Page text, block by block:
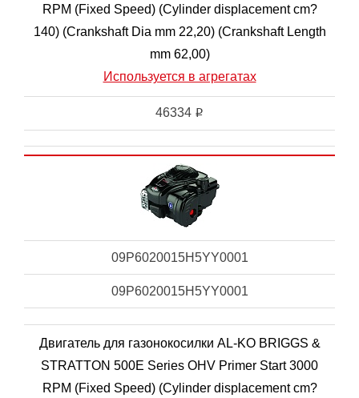
RPM (Fixed Speed) (Cylinder displacement cm?
140) (Crankshaft Dia mm 22,20) (Crankshaft Length
mm 62,00)
Используется в агрегатах
46334 i
09P6020015H5YY0001
09P6020015H5YY0001
Двигатель для газонокосилки AL-KO BRIGGS &
STRATTON 500E Series OHV Primer Start 3000
RPM (Fixed Speed) (Cylinder displacement cm?